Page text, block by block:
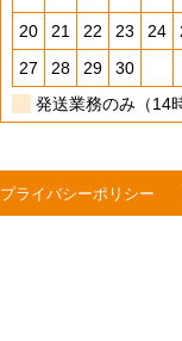
20
21 22 23 24
27
28 29
30
発送業務のみ（14
プライバシーポリシー